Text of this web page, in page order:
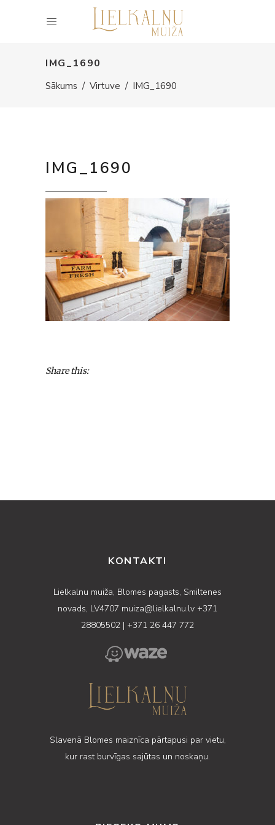
IMG_1690
Sākums / Virtuve / IMG_1690
IMG_1690
Share this:
KONTAKTI
Lielkalnu muiža, Blomes pagasts, Smiltenes
novads, LV4707 muiza@lielkalnu.lv +371
28805502 | +371 26 447 772
Slavenā Blomes maiznīca pārtapusi par vietu,
kur rast burvīgas sajūtas un noskaņu.